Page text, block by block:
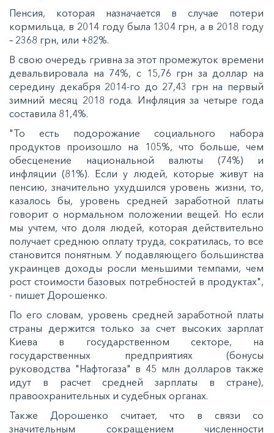
Пенсия, которая назначается в случае потери
кормильца, в 2014 году была 1304 грн, а в 2018 году
– 2368 грн, или +82%.
В свою очередь гривна за этот промежуток времени
девальвировала на 74%, с 15,76 грн за доллар на
середину декабря 2014-го до 27,43 грн на первый
зимний месяц 2018 года. Инфляция за четыре года
составила 81,4%.
"То есть подорожание социального набора
продуктов произошло на 105%, что больше, чем
обесценение национальной валюты (74%) и
инфляции (81%). Если у людей, которые живут на
пенсию, значительно ухудшился уровень жизни, то,
казалось бы, уровень средней заработной платы
говорит о нормальном положении вещей. Но если
мы учтем, что доля людей, которая действительно
получает среднюю оплату труда, сократилась, то все
становится понятным. У подавляющего большинства
украинцев доходы росли меньшими темпами, чем
рост стоимости базовых потребностей в продуктах",
- пишет Дорошенко.
По его словам, уровень средней заработной платы
страны держится только за счет высоких зарплат
Киева в государственном секторе, на
государственных предприятиях (бонусы
руководства "Нафтогаза" в 45 млн долларов также
идут в расчет средней зарплаты в стране),
правоохранительных и судебных органах.
Также Дорошенко считает, что в связи со
значительным сокращением численности